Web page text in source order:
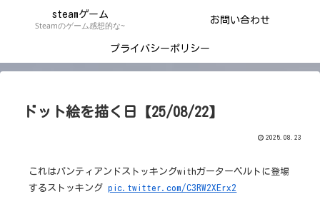
steamゲーム
Steamのゲーム感想的な~
お問い合わせ
プライバシーポリシー
ドット絵を描く日【25/08/22】
2025.08.23
これはパンティアンドストッキングwithガーターベルトに登場
するストッキングpic.twitter.com/C3RW2XErx2